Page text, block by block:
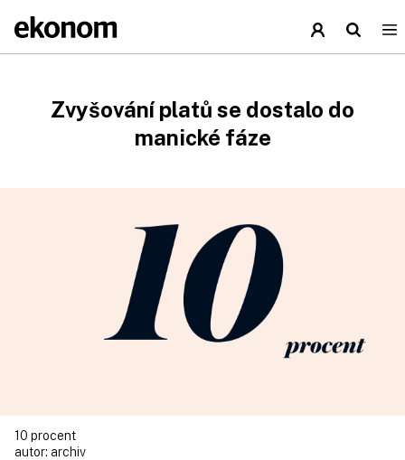
Zvyšování platů se dostalo do
manické fáze
10 procent
autor: archiv